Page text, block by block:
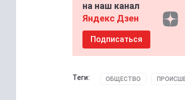
на наш канал
Яндекс Дзен
Подписаться
Теги: ОБЩЕСТВО